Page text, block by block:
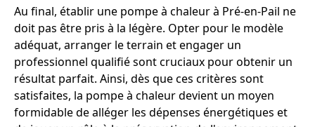
Au final, établir une pompe à chaleur à Pré-en-Pail ne
doit pas être pris à la légère. Opter pour le modèle
adéquat, arranger le terrain et engager un
professionnel qualifié sont cruciaux pour obtenir un
résultat parfait. Ainsi, dès que ces critères sont
satisfaites, la pompe à chaleur devient un moyen
formidable de alléger les dépenses énergétiques et